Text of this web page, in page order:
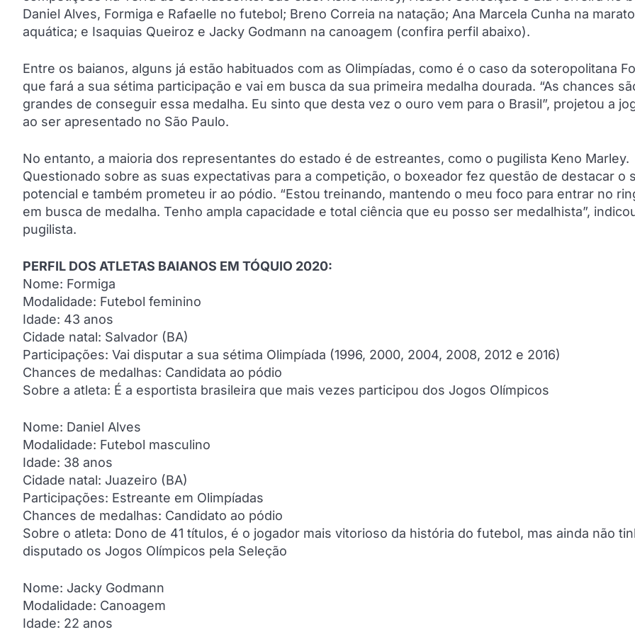
Daniel Alves, Formiga e Rafaelle no futebol; Breno Correia na natação; Ana Marcela Cunha na
aquática; e Isaquias Queiroz e Jacky Godmann na canoagem (confira perfil abaixo).
Entre os baianos, alguns já estão habituados com as Olimpíadas, como é o caso da soteropolitana
que fará a sua sétima participação e vai em busca da sua primeira medalha dourada. “As chances
grandes de conseguir essa medalha. Eu sinto que desta vez o ouro vem para o Brasil”, projetou a
ao ser apresentado no São Paulo.
No entanto, a maioria dos representantes do estado é de estreantes, como o pugilista Keno Marley.
Questionado sobre as suas expectativas para a competição, o boxeador fez questão de destacar o
potencial e também prometeu ir ao pódio. “Estou treinando, mantendo o meu foco para entrar no
em busca de medalha. Tenho ampla capacidade e total ciência que eu posso ser medalhista”,
pugilista.
PERFIL DOS ATLETAS BAIANOS EM TÓQUIO 2020:
Nome: Formiga
Modalidade: Futebol feminino
Idade: 43 anos
Cidade natal: Salvador (BA)
Participações: Vai disputar a sua sétima Olimpíada (1996, 2000, 2004, 2008, 2012 e 2016)
Chances de medalhas: Candidata ao pódio
Sobre a atleta: É a esportista brasileira que mais vezes participou dos Jogos Olímpicos
Nome: Daniel Alves
Modalidade: Futebol masculino
Idade: 38 anos
Cidade natal: Juazeiro (BA)
Participações: Estreante em Olimpíadas
Chances de medalhas: Candidato ao pódio
Sobre o atleta: Dono de 41 títulos, é o jogador mais vitorioso da história do futebol, mas ainda não
disputado os Jogos Olímpicos pela Seleção
Nome: Jacky Godmann
Modalidade: Canoagem
Idade: 22 anos